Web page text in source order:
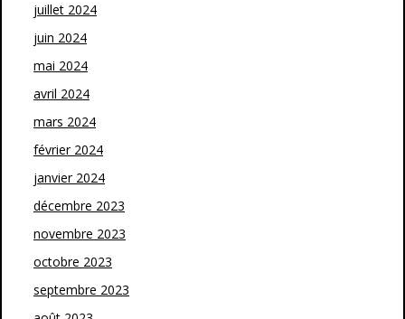
juillet 2024
juin 2024
mai 2024
avril 2024
mars 2024
février 2024
janvier 2024
décembre 2023
novembre 2023
octobre 2023
septembre 2023